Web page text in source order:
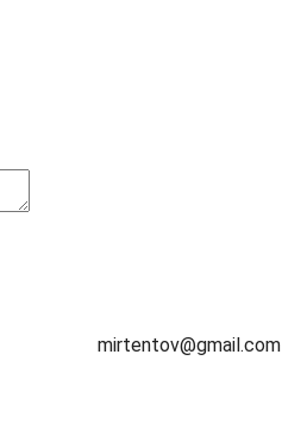
mirtentov@gmail.com